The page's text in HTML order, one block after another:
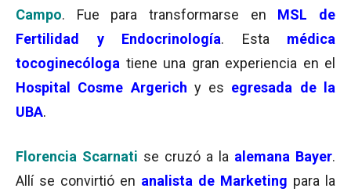
Campo. Fue para transformarse en MSL de
Fertilidad y Endocrinología. Esta médica
tocoginecóloga tiene una gran experiencia en el
Hospital
Cosme Argerich y es egresada de la
UBA.
Florencia Scarnati se cruzó a la alemana Bayer.
Allí se convirtió en analista de Marketing para la